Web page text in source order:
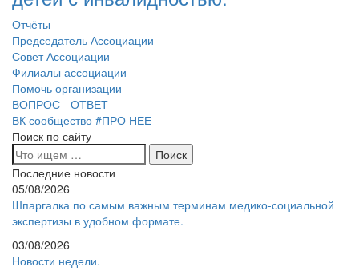
Отчёты
Председатель Ассоциации
Совет Ассоциации
Филиалы ассоциации
Помочь организации
ВОПРОС - ОТВЕТ
ВК сообщество #ПРО НЕЕ
Поиск по сайту
Последние новости
05/08/2026
Шпаргалка по самым важным терминам медико-социальной
экспертизы в удобном формате.
03/08/2026
Новости недели.